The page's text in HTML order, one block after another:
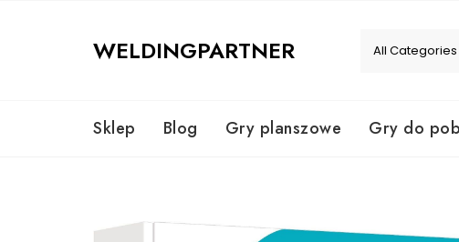
WELDINGPARTNER
Sklep Blog Gry planszowe Gry do